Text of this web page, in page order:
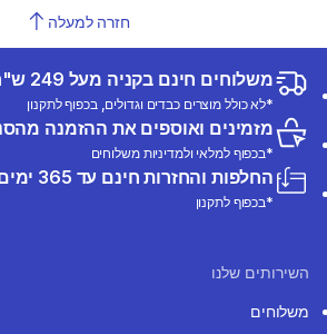
חזרה למעלה
משלוחים חינם בקניה מעל 249 ש"ח
*לא כולל מוצרים כבדים וגדולים, בכפוף לתקנון
מזמינים ואוספים את ההזמנה
*בכפוף למלאי ולמדיניות משלוחים
החלפות והחזרות חינם עד 365 ימים ממועד הרכישה
*בכפוף לתקנון
השירותים שלנו
משלוחים